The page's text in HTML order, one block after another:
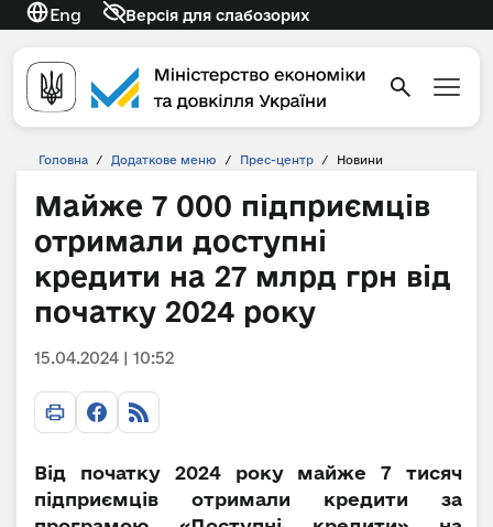
Eng Версія для слабозорих
Головна / Додаткове меню / Прес-центр / Новини
Майже 7 000 підприємців
отримали доступні
кредити на 27 млрд грн від
початку 2024 року
15.04.2024 | 10:52
Від початку 2024 року майже 7 тисяч
підприємців отримали кредити за